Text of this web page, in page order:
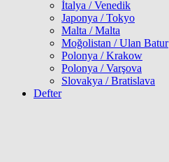
İtalya / Venedik
Japonya / Tokyo
Malta / Malta
Moğolistan / Ulan Batur
Polonya / Krakow
Polonya / Varşova
Slovakya / Bratislava
Defter